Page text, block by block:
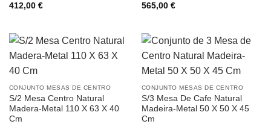
412,00 €
565,00 €
CONJUNTO MESAS DE CENTRO
S/2 Mesa Centro Natural
Madera-Metal 110 X 63 X 40
Cm
CONJUNTO MESAS DE CENTRO
S/3 Mesa De Cafe Natural
Madeira-Metal 50 X 50 X 45
Cm